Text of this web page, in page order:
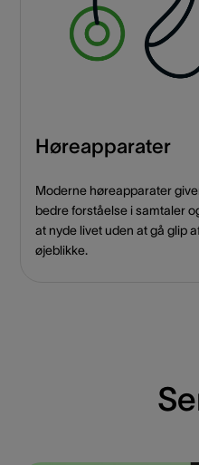
Høreapparater
Moderne høreapparater giver
bedre forståelse i samtaler
at nyde livet uden at gå glip
øjeblikke.